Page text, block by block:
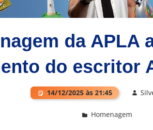
da APLA
do escritor
14/12/2025 às 21:45
Homenagem